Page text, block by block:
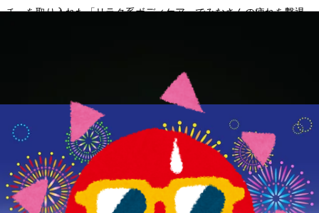
チ」を取り入れた「リラク系ボディケア」でみなさんの疲れを撃退
Re.Ra.Ku(リラク) 武蔵境店
<営業時間>
平日:11時00分～21時00分(最終受付:20時20分)
土日祝:10時30分～21時00分(最終受付:20時20分)
<住所>武蔵野市境1-3-4 エーブル武蔵境1F